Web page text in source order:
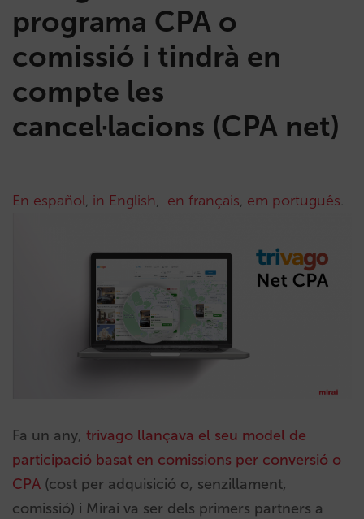
programa CPA o
comissió i tindrà en
compte les
cancel·lacions (CPA net)
En español, in English, en français, em português.
Fa un any, trivago llançava el seu model de
participació basat en comissions per conversió o
CPA (cost per adquisició o, senzillament,
comissió) i Mirai va ser dels primers partners a